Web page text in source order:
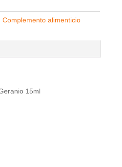
Complemento alimenticio
15ml